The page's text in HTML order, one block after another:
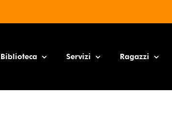
Biblioteca Servizi Ragazzi